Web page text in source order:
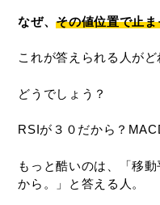
なぜ、その値位置で止ま
これが答えられる人がど
どうでしょう？
RSIが３０だから？
もっと酷いのは、「移
から。」と答える人。